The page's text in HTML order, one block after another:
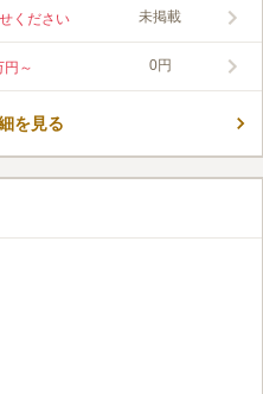
にある真言宗の寺院墓地です。
また、園内には駐車場も完備さ
方も安心して利用できます。 都
せん。
ください 未掲載
円～ 0円
を見る